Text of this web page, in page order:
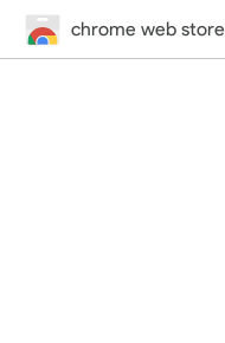
chrome web store